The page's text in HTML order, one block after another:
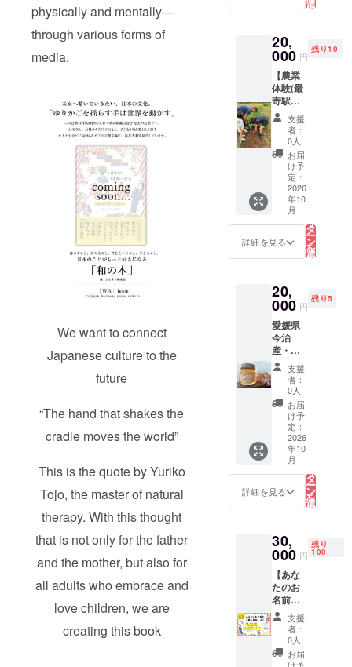
physically and mentally—
through various forms of
media.
We want to connect
Japanese culture to the
future
“The hand that shakes the
cradle moves the world”
This is the quote by Yuriko
Tojo, the master of natural
therapy. With this thought
that is not only for the father
and the mother, but also for
all adults who embrace and
love children, we are
creating this book
通でき
め、
「南高
梅（な
んこう
う
め）」
などへ
の植え
替えが
進み、
生産量
が減少
の一途
をた
どって
いま
す。 林
州は時
代とと
賞用、
食用と
その役
割を変
えてき
ました
が、常
にこの
地域の
暮らし
ととも
にあり
まし
た。そ
してこ
の林州
は、梅
干にす
ると南
勝ると
も劣ら
ない果
肉の柔
らかな
梅干に
なりま
す。
（要は
美味し
い！）
定原材
大豆 ※
年一回
の限定
仕込み
品！こ
の機会
をお見
逃しな
く！
業と
「ミサ
トっ
子」の
製造を
継承し
ている
技術力
の高い
職人の
多い町
です。
そんな
草履の
名産地
の”地元
さんた
ち「ミ
組合」
の職人
さんに
よって
一足一
足丁寧
に作ら
れてい
ます。
ゾウリ
の台の
適正な
固さ
や、鼻
緒の前
さや太
さ、強
びのな
さ、横
緒の長
さや太
さ、強
さ、伸
びのな
さ、あ
るいは
鼻緒の
位置、
ちょ
う）〜
草履の
産地と
しても
有名な
場所で
作られ
ていま
す。 江
戸時
代、本
業とし
てわら
草履製
業と
し、現
トっ
子」の
製造を
継承し
ている
技術力
の高い
職人の
多い町
です。
そんな
草履の
名産地
の”地元
の職人
ち「ミ
サト履
の職人
さんに
よって
一足一
足丁寧
に作ら
れてい
ます。
ゾウリ
の台の
く、そ
うでな
い方は
草履と
いう特
性上少
し小さ
めでも
快適に
履いて
いただ
けるか
と思い
ます。
ミサ
トっ子
草履
位置す
る三郷
町（さ
んごう
ちょ
う）〜
草履の
産地と
しても
有名な
場所で
作られ
ていま
す。 江
戸時
業とし
てわら
業と
し、現
在も
「ミサ
トっ
子」の
製造を
継承し
ている
技術力
ぱち」
の柄) ※
サイズ
選びに
悩んだ
方へ 基
本的に
は普段
の靴と
同じサ
イズ推
奨。甲
高、幅
広の方
は１サ
イズ上
でもお
履きい
く、そ
うでな
い方は
草履と
いう特
性上少
し小さ
めでも
快適に
履いて
いただ
けるか
と思い
ます。
ミサ
トっ子
草履
位置す
る三郷
町（さ
んごう
ちょ
う）〜
草履の
産地と
しても
有名な
選
択
20,
000 円
残り10
【農業
体験(最
寄駅か
らの送
迎・お
土産付
き)】 東
武東上
線森林
公園駅
までの
送迎付
き。 旬
なお野
菜を収
穫して
き、お
持ち帰
りいた
だけま
す。
春・
夏・秋
頃に開
催予
定。ス
ジュー
ルは要
相談。
春・秋=
土作り
でトラ
き)種ま
き定植
と収穫
体験。
夏＝圃
場整備
で草刈
り刈り
払い機
(大人の
支援
者：
0人
お届
け予
定：
2026
年10
月
詳細を見る
リ
タ
ー
ン
を
選
択
20,
000 円
残り5
愛媛県
今治
産・非
加熱 野
口養蜂
園の
ピュア
ハニー
名称：
はちみ
つ 原材
料：百
花蜜
（愛媛
県産）
内容
300g
1個 保
存方
法：直
射日光
を避け
常温で
保存 賞
味期
限：
2027.12
支援
者：
0人
お届
け予
定：
2026
年10
月
詳細を見る
リ
タ
ー
ン
を
選
択
30,
000 円
残り
100
【あな
たのお
名前を
支援者
として
書籍に
掲載し
ます】
支援
者：
0人
お届